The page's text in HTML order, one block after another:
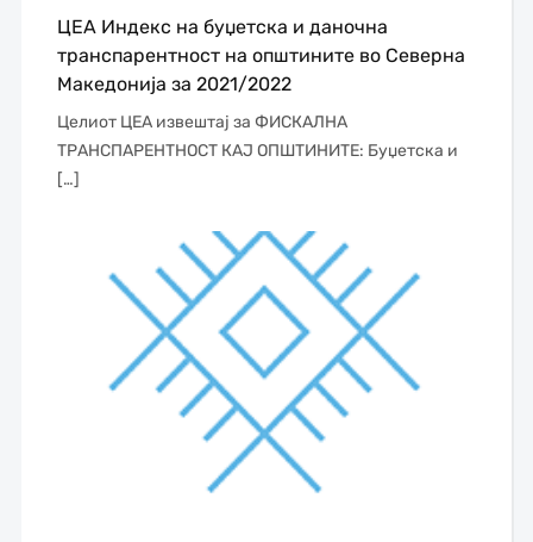
ЦЕА Индекс на буџетска и даночна
транспарентност на општините во Северна
Македонија за 2021/2022
Целиот ЦЕА извештај за ФИСКАЛНА
ТРАНСПАРЕНТНОСТ КАЈ ОПШТИНИТЕ: Буџетска и
[…]